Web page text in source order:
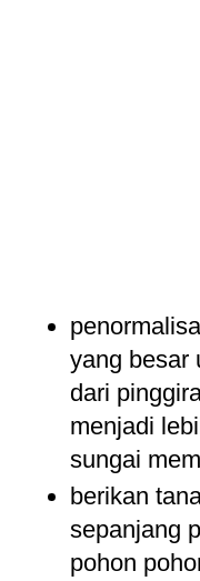
yang besar
dari
menjadi
sungai
berikan
sepanjang
pohon